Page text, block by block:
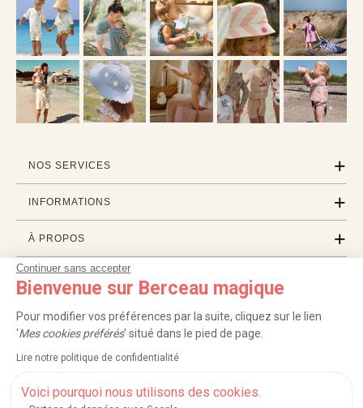
Continuer sans accepter
Bienvenue sur Berceau magique
Pour modifier vos préférences par la suite, cliquez sur le lien
'Mes cookies préférés' situé dans le pied de page.
Lire notre politique de confidentialité
Voici pourquoi nous utilisons des cookies.
NOS SERVICES
INFORMATIONS
À PROPOS
PROFESSIONNELS
LISTES CADEAUX
Service après-vente| FAQ |Rappels de produits|Protection des données
Mentions légales et crédits Conditions générales de ventes